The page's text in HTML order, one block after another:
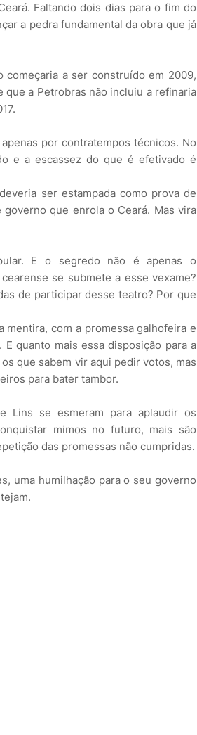
Faltando dois dias para o fim do
a pedra fundamental da obra que já
começaria a ser construído em 2009,
que a Petrobras não incluiu a refinaria
por contratempos técnicos. No
e a escassez do que é efetivado é
ser estampada como prova de
que enrola o Ceará. Mas vira
E o segredo não é apenas o
se submete a esse vexame?
de participar desse teatro? Por que
com a promessa galhofeira e
quanto mais essa disposição para a
que sabem vir aqui pedir votos, mas
para bater tambor.
Lins se esmeram para aplaudir os
mimos no futuro, mais são
das promessas não cumpridas.
uma humilhação para o seu governo